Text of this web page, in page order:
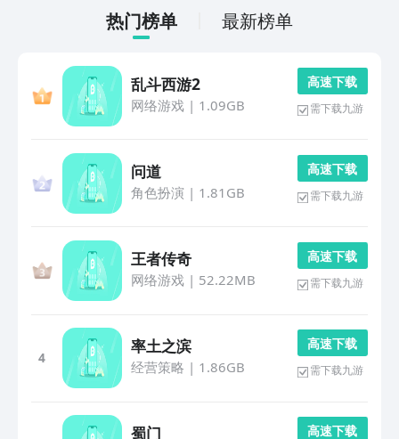
热门榜单 最新榜单
乱斗西游2
网络游戏| 1.09GB
高 速 下 载
需下载九游
问道
角色扮演 | 1.81GB
高 速 下 载
需下载九游
王者传奇
网络游戏| 52.22MB
高 速 下 载
需下载九游
4
率土之滨
经营策略 | 1.86GB
高 速 下 载
需下载九游
蜀门 高 速 下 载